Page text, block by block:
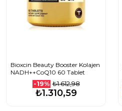
Bioxcin Beauty Booster Kolajen
NADH++CoQ10 60 Tablet
-19% ₺1.612,98
₺1.310,59